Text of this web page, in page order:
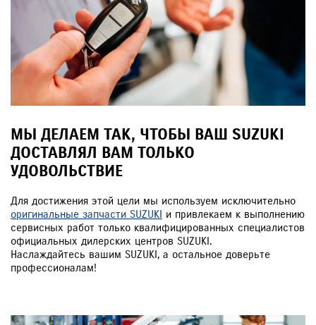
МЫ ДЕЛАЕМ ТАК, ЧТОБЫ ВАШ SUZUKI
ДОСТАВЛЯЛ ВАМ ТОЛЬКО
УДОВОЛЬСТВИЕ
Для достижения этой цели мы используем исключительно
оригинальные запчасти SUZUKI и привлекаем к выполнению
сервисных работ только квалифицированных специалистов
официальных дилерских центров SUZUKI.
Наслаждайтесь вашим SUZUKI, а остальное доверьте
профессионалам!